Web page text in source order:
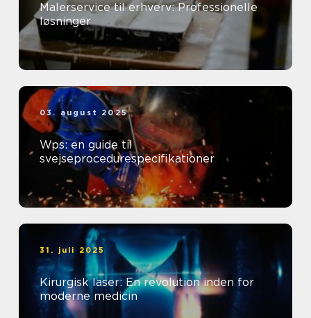
Malerservice til erhverv: Professionelle
løsninger
03. august 2025
Wps: en guide til
svejseprocedurespecifikationer
31. juli 2025
Kirurgisk laser: En revolution inden for
moderne medicin